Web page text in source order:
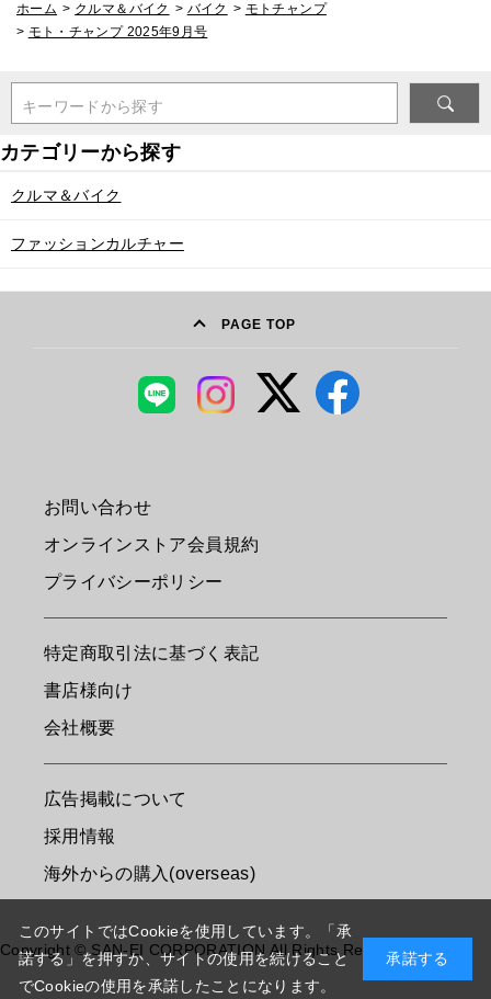
ホーム > クルマ＆バイク > バイク > モトチャンプ
> モト・チャンプ 2025年9月号
キーワードから探す
クルマ＆バイク
ファッションカルチャー
PAGE TOP
お問い合わせ
オンラインストア会員規約
プライバシーポリシー
特定商取引法に基づく表記
書店様向け
会社概要
広告掲載について
採用情報
海外からの購入(overseas)
Copyright © SAN-EI CORPORATION All Rights Reserved.
このサイトではCookieを使用しています。「承
諾する」を押すか、サイトの使用を続けること
でCookieの使用を承諾したことになります。
承諾する